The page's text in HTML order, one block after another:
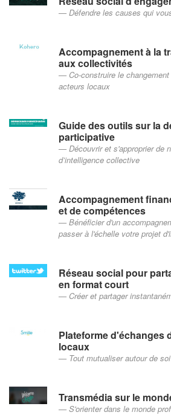
Défendre les causes qui
Accompagnement à la
aux collectivités
Co-construire le
acteurs locaux
Guide des outils sur la
participative
Découvrir et s'approprier de
d’intelligence collective
Accompagnement
et de compétences
Bénéficier d'un
passer à l'échelle votre projet
Réseau social pour
en format court
Créer et partager
Plateforme d'échanges
locaux
Tout mutualiser autour de soi
Transmédia sur le
S'orienter dans le monde